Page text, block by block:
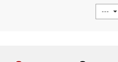
---